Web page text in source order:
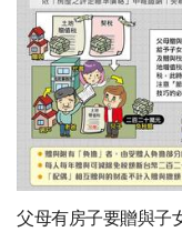
父母有房子要贈與子